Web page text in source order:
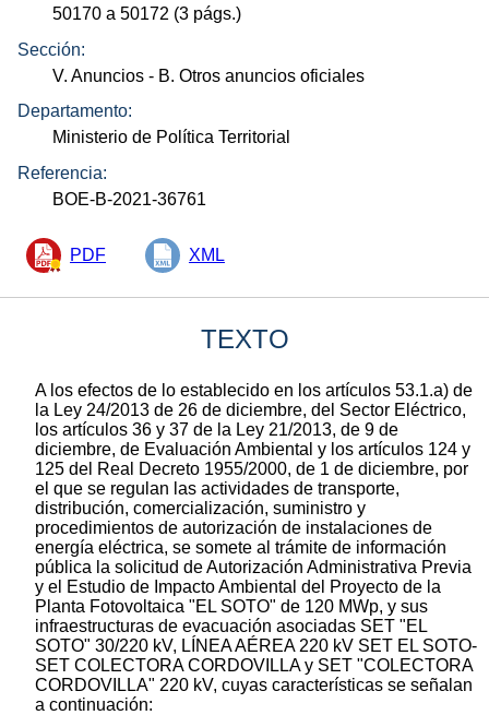
50170 a 50172 (3 págs.)
Sección:
V. Anuncios - B. Otros anuncios oficiales
Departamento:
Ministerio de Política Territorial
Referencia:
BOE-B-2021-36761
PDF XML
TEXTO
A los efectos de lo establecido en los artículos 53.1.a) de
la Ley 24/2013 de 26 de diciembre, del Sector Eléctrico,
los artículos 36 y 37 de la Ley 21/2013, de 9 de
diciembre, de Evaluación Ambiental y los artículos 124 y
125 del Real Decreto 1955/2000, de 1 de diciembre, por
el que se regulan las actividades de transporte,
distribución, comercialización, suministro y
procedimientos de autorización de instalaciones de
energía eléctrica, se somete al trámite de información
pública la solicitud de Autorización Administrativa Previa
y el Estudio de Impacto Ambiental del Proyecto de la
Planta Fotovoltaica "EL SOTO" de 120 MWp, y sus
infraestructuras de evacuación asociadas SET "EL
SOTO" 30/220 kV, LÍNEA AÉREA 220 kV SET EL SOTO-
SET COLECTORA CORDOVILLA y SET "COLECTORA
CORDOVILLA" 220 kV, cuyas características se señalan
a continuación: